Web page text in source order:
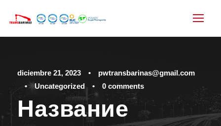
diciembre 21, 2023 •
pwtransbarinas@gmail.com
•
Uncategorized • 0 comments
Название